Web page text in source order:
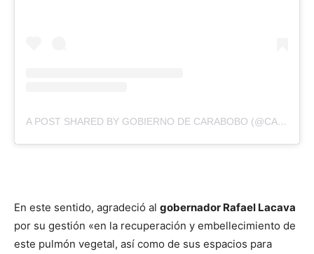
A POST SHARED BY GOBIERNO DE CARABOBO (@CARABOBOGB)
En este sentido, agradeció al gobernador Rafael Lacava
por su gestión «en la recuperación y embellecimiento de
este pulmón vegetal, así como de sus espacios para